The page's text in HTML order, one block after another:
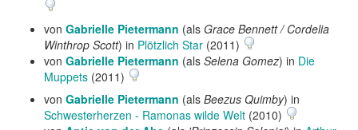
von Gabrielle Pietermann (als Grace Bennett / Cordelia
Winthrop Scott) in Plötzlich Star (2011)
von Gabrielle Pietermann (als Selena Gomez) in Die
Muppets (2011)
von Gabrielle Pietermann (als Beezus Quimby) in
Schwesterherzen - Ramonas wilde Welt (2010)